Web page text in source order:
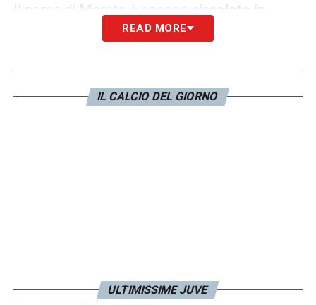
Il nome di Morata è spesso
circolato in
chiave mercato per la Juve
concretizzarsi un suo ritorno a Torino.
READ MORE
IL CALCIO DEL GIORNO
ULTIMISSIME JUVE